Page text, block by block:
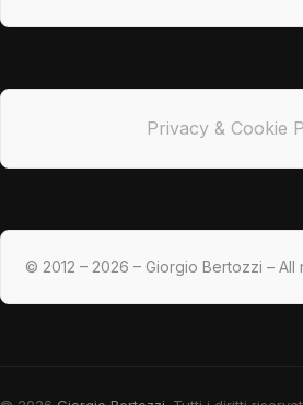
Privacy & Cookie
© 2012 – 2026 – Giorgio Bertozzi –